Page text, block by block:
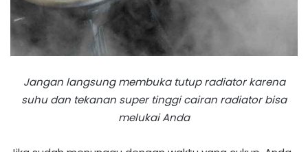
Jangan langsung membuka tutup radiator karena
suhu dan tekanan super tinggi cairan radiator bisa
melukai Anda